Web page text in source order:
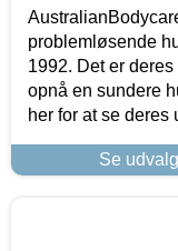
problemløsende
1992. Det er
opnå en sundere
her for at se deres
Se